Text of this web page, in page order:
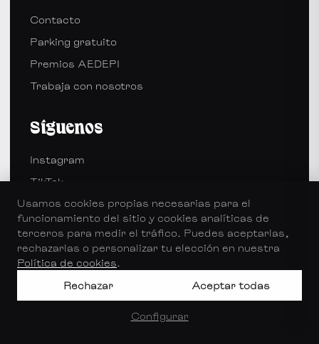
Contacto
Parking gratuito
Premios AEDEPI
Trabaja con nosotros
Síguenos
Instagram
TikTok
Facebook
© 2026 Odeoz Hair Lab. Todos los derechos
reservados.
Política de privacidad
Usamos cookies propias necesarias para el
funcionamiento del sitio y cookies analíticas de
terceros para medir el tráfico. Puedes aceptarlas,
rechazarlas o personalizar tu elección en nuestra
Política de cookies.
Configurar
Rechazar Aceptar todas